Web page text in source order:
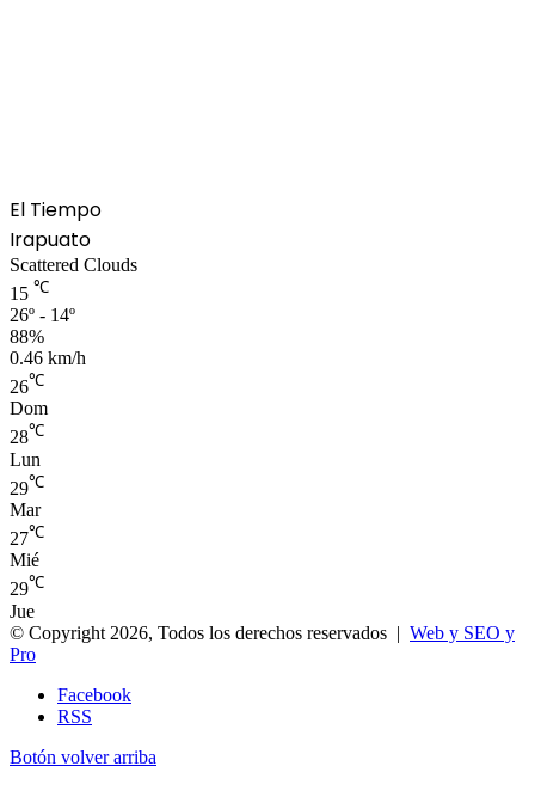
El Tiempo
Irapuato
Scattered Clouds
15 ℃
26º - 14º
88%
0.46 km/h
26℃
Dom
28℃
Lun
29℃
Mar
27℃
Mié
29℃
Jue
© Copyright 2026, Todos los derechos reservados | Web y SEO y
Pro
Facebook
RSS
Botón volver arriba